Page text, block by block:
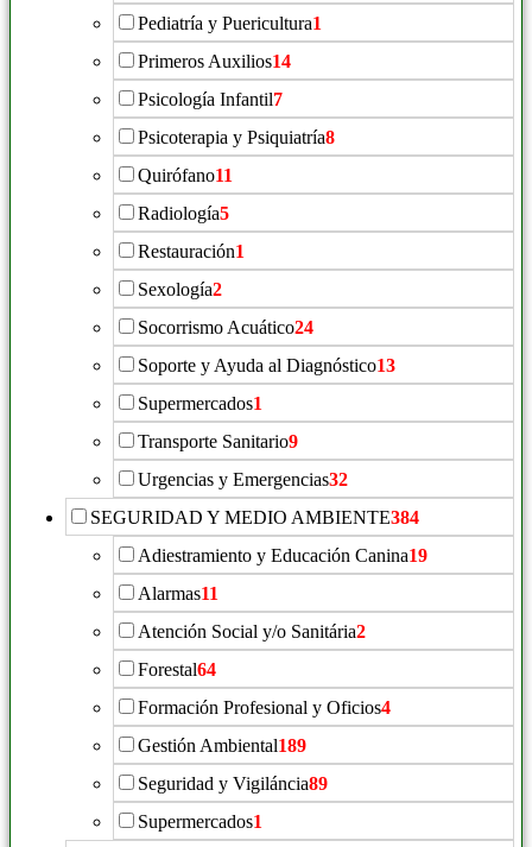
Pediatría y Puericultura1
Primeros Auxilios14
Psicología Infantil7
Psicoterapia y Psiquiatría8
Quirófano11
Radiología5
Restauración1
Sexología2
Socorrismo Acuático24
Soporte y Ayuda al Diagnóstico13
Supermercados1
Transporte Sanitario9
Urgencias y Emergencias32
SEGURIDAD Y MEDIO AMBIENTE384
Adiestramiento y Educación Canina19
Alarmas11
Atención Social y/o Sanitária2
Forestal64
Formación Profesional y Oficios4
Gestión Ambiental189
Seguridad y Vigiláncia89
Supermercados1